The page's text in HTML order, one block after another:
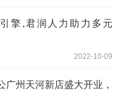
擎,君润人力助力多元
2022-10-09
广州天河新店盛大开业，